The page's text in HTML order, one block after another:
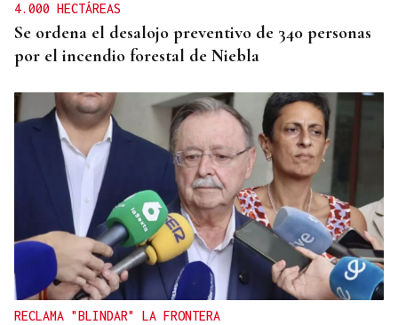
4.000 HECTÁREAS
Se ordena el desalojo preventivo de 340 personas
por el incendio forestal de Niebla
RECLAMA "BLINDAR" LA FRONTERA